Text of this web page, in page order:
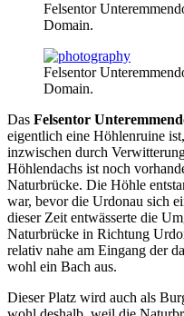
Felsentor
Domain.
Felsentor
Domain.
Das Felsentor
eigentlich eine Höhlenruine
inzwischen durch
Höhlendachs ist noch
Naturbrücke. Die Höhle
war, bevor die Urdonau sich
dieser Zeit entwässerte die
Naturbrücke in Richtung
relativ nahe am Eingang der
wohl ein Bach aus.
Dieser Platz wird auch als